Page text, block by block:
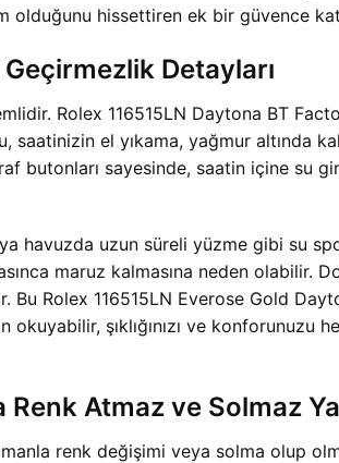
olduğunu hissettiren ek bir güvence
Detayları
Rolex 116515LN Daytona BT
el yıkama, yağmur altında
butonları sayesinde, saatin içine su
uzun süreli yüzme gibi su
maruz kalmasına neden olabilir.
Bu Rolex 116515LN Everose Gold
okuyabilir, şıklığınızı ve
Atmaz ve Solmaz
renk değişimi veya solma olup